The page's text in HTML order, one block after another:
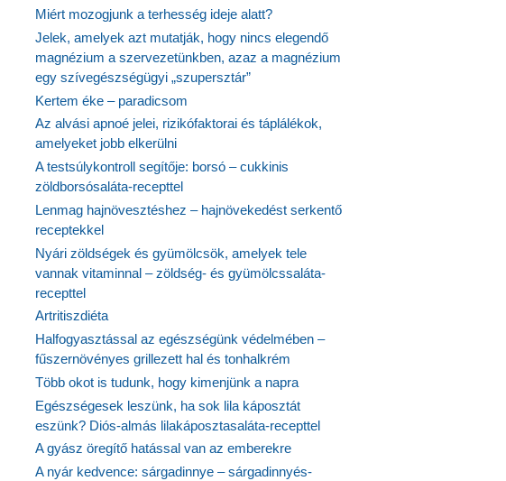
Miért mozogjunk a terhesség ideje alatt?
Jelek, amelyek azt mutatják, hogy nincs elegendő
magnézium a szervezetünkben, azaz a magnézium
egy szívegészségügyi „szupersztár”
Kertem éke – paradicsom
Az alvási apnoé jelei, rizikófaktorai és táplálékok,
amelyeket jobb elkerülni
A testsúlykontroll segítője: borsó – cukkinis
zöldborsósaláta-recepttel
Lenmag hajnövesztéshez – hajnövekedést serkentő
receptekkel
Nyári zöldségek és gyümölcsök, amelyek tele
vannak vitaminnal – zöldség- és gyümölcssaláta-
recepttel
Artritiszdiéta
Halfogyasztással az egészségünk védelmében –
fűszernövényes grillezett hal és tonhalkrém
Több okot is tudunk, hogy kimenjünk a napra
Egészségesek leszünk, ha sok lila káposztát
eszünk? Diós-almás lilakáposztasaláta-recepttel
A gyász öregítő hatással van az emberekre
A nyár kedvence: sárgadinnye – sárgadinnyés-